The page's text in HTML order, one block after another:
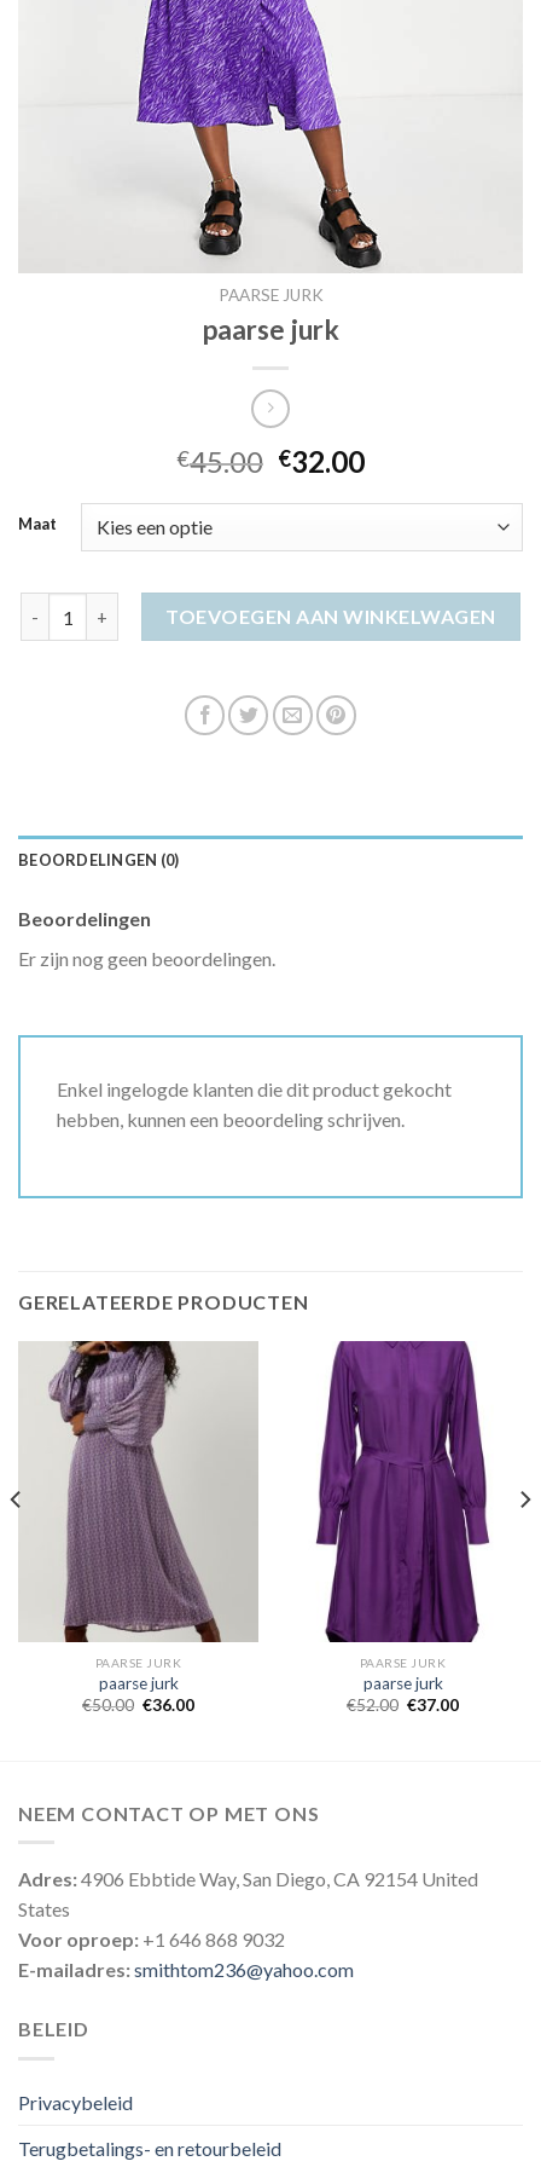
PAARSE JURK
paarse jurk
€45.00 €32.00
Maat
TOEVOEGEN AAN WINKELWAGEN
BEOORDELINGEN (0)
Beoordelingen
Er zijn nog geen beoordelingen.
Enkel ingelogde klanten die dit product gekocht
hebben, kunnen een beoordeling schrijven.
GERELATEERDE PRODUCTEN
PAARSE JURK
paarse jurk
€50.00 €36.00
PAARSE JURK
paarse jurk
€52.00 €37.00
NEEM CONTACT OP MET ONS
Adres:4906 Ebbtide Way, San Diego, CA 92154 United
States
Voor oproep: +1 646 868 9032
E-mailadres:smithtom236@yahoo.com
BELEID
Privacybeleid
Terugbetalings- en retourbeleid